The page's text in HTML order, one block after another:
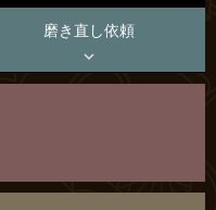
磨き直し依頼
